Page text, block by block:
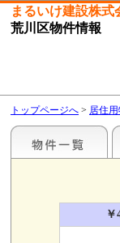
まるいけ建設株式
荒川区物件情報
トップページへ > 居住
￥